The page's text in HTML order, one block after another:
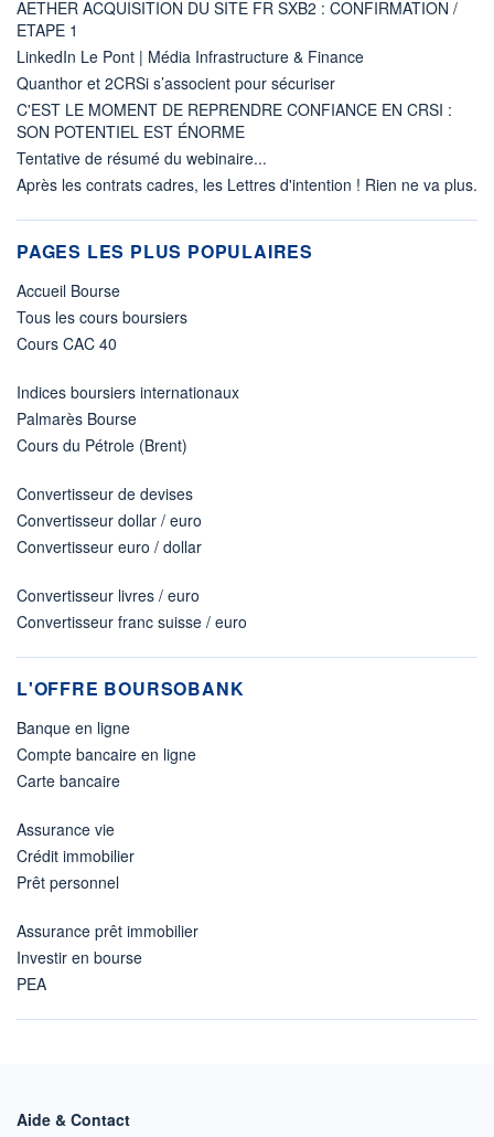
AETHER ACQUISITION DU SITE FR SXB2 : CONFIRMATION /
ETAPE 1
LinkedIn Le Pont | Média Infrastructure & Finance
Quanthor et 2CRSi s’associent pour sécuriser
C'EST LE MOMENT DE REPRENDRE CONFIANCE EN CRSI :
SON POTENTIEL EST ÉNORME
Tentative de résumé du webinaire...
Après les contrats cadres, les Lettres d'intention ! Rien ne va plus.
PAGES LES PLUS POPULAIRES
Accueil Bourse
Tous les cours boursiers
Cours CAC 40
Indices boursiers internationaux
Palmarès Bourse
Cours du Pétrole (Brent)
Convertisseur de devises
Convertisseur dollar / euro
Convertisseur euro / dollar
Convertisseur livres / euro
Convertisseur franc suisse / euro
L'OFFRE BOURSOBANK
Banque en ligne
Compte bancaire en ligne
Carte bancaire
Assurance vie
Crédit immobilier
Prêt personnel
Assurance prêt immobilier
Investir en bourse
PEA
Aide & Contact